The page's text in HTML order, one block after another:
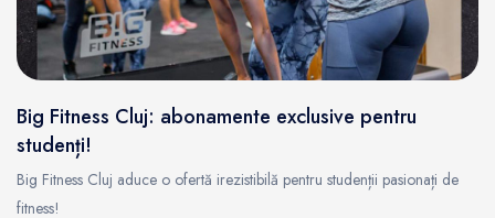
Big Fitness Cluj: abonamente exclusive pentru
studenți!
Big Fitness Cluj aduce o ofertă irezistibilă pentru studenții pasionați de
fitness!